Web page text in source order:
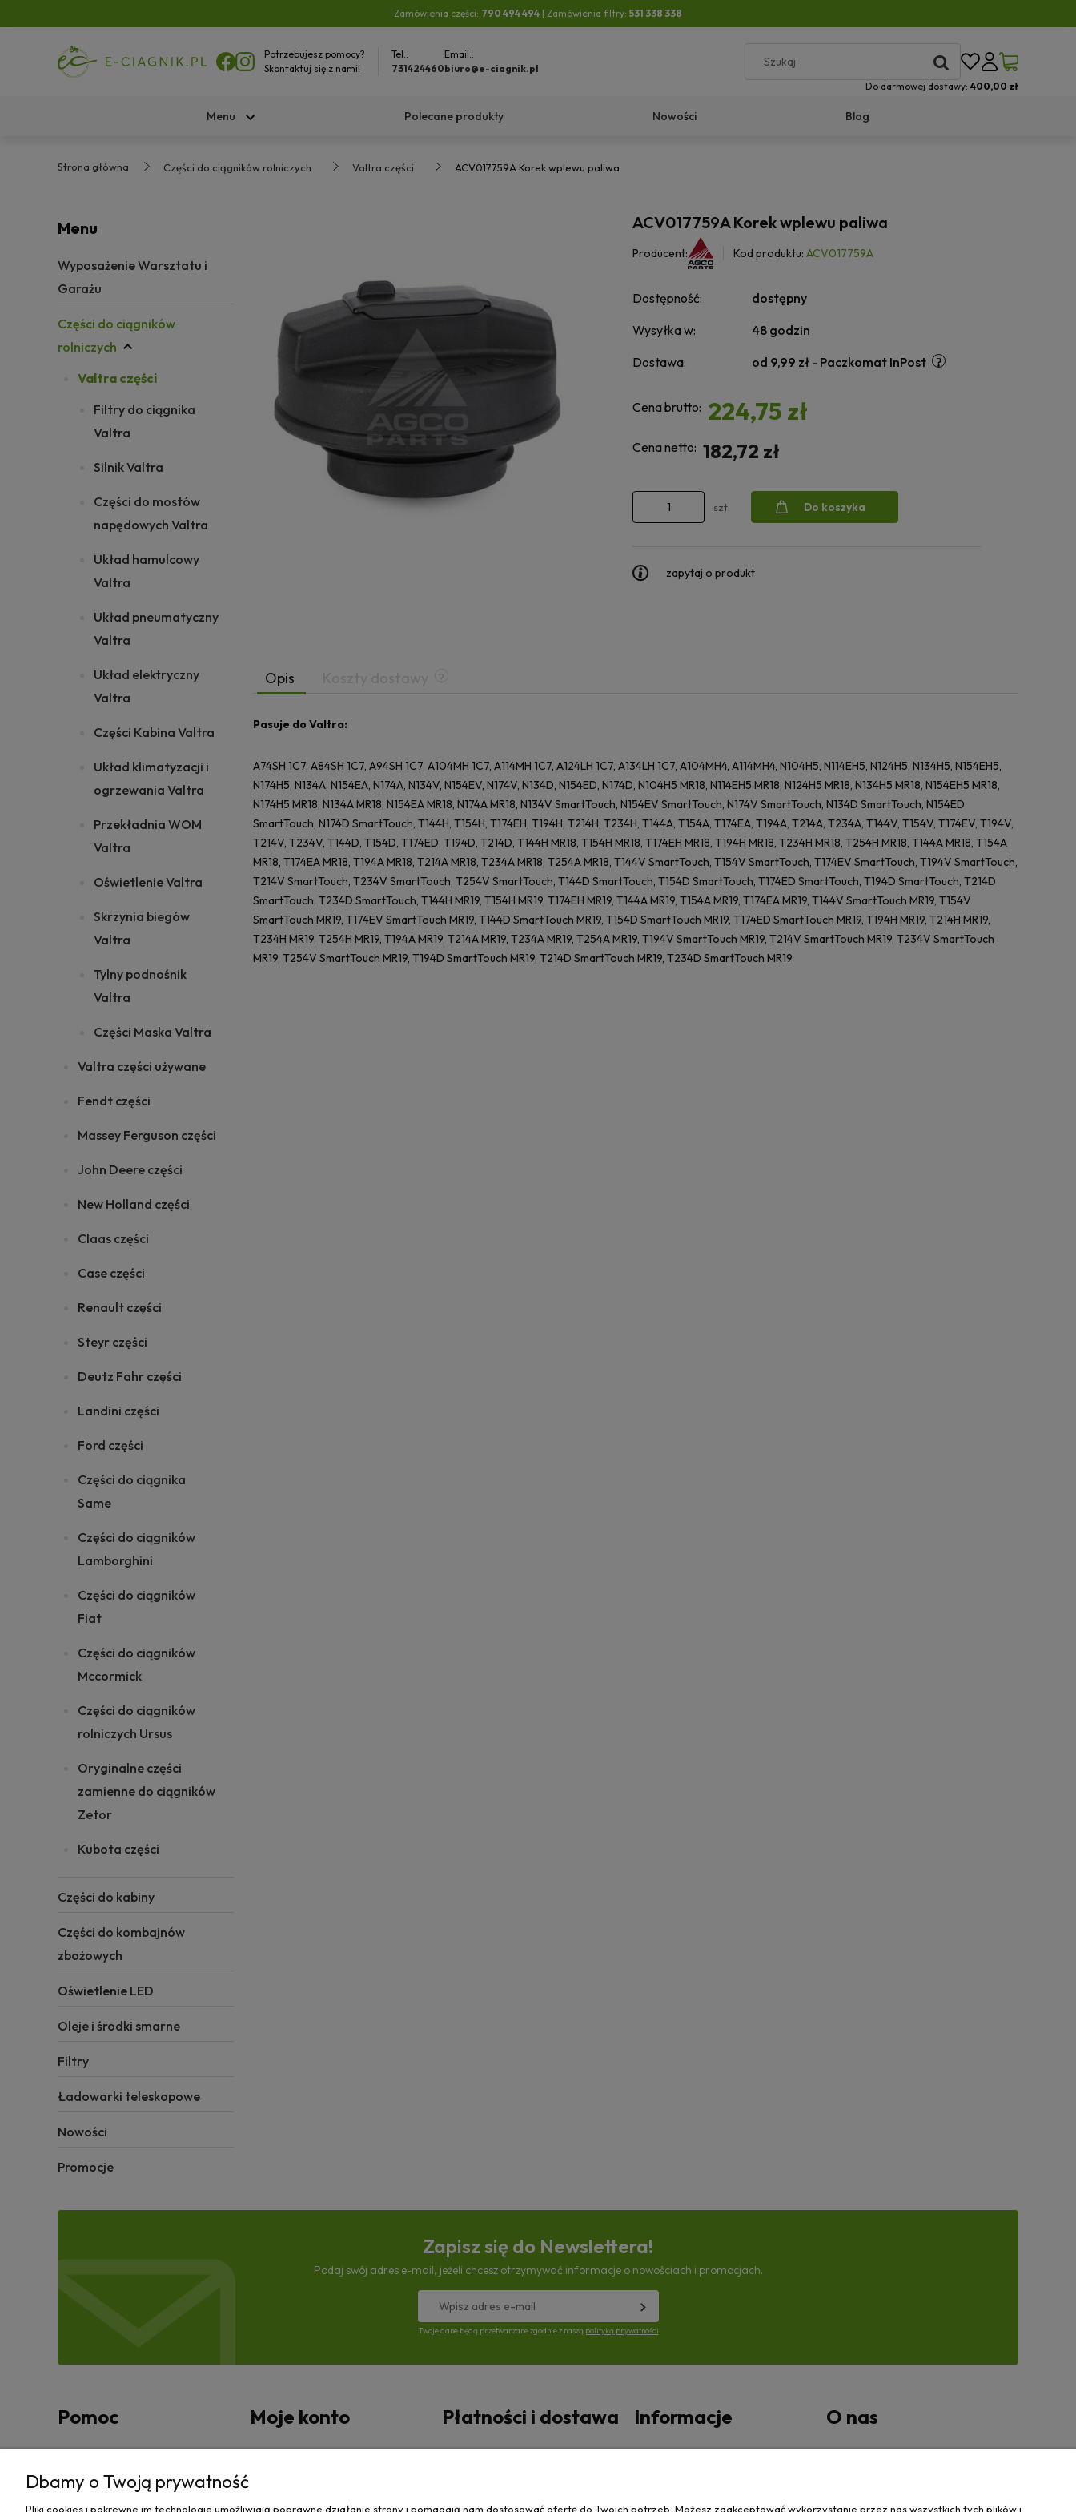
Zamówienia części: 790 494 494 | Zamówienia filtry: 531 338 338
Potrzebujesz pomocy?
Skontaktuj się z nami!
Tel.:
731424460
Email.:
biuro@e-ciagnik.pl
Do darmowej dostawy: 400,00 zł
Menu Polecane produkty Nowości Blog
Strona główna Części do ciągników rolniczych Valtra części ACV017759A Korek wplewu paliwa
Menu
Wyposażenie Warsztatu i
Garażu
Części do ciągników
rolniczych
Valtra części
Filtry do ciągnika
Valtra
Silnik Valtra
Części do mostów
napędowych Valtra
Układ hamulcowy
Valtra
Układ pneumatyczny
Valtra
Układ elektryczny
Valtra
Części Kabina Valtra
Układ klimatyzacji i
ogrzewania Valtra
Przekładnia WOM
Valtra
Oświetlenie Valtra
Skrzynia biegów
Valtra
Tylny podnośnik
Valtra
Części Maska Valtra
Valtra części używane
Fendt części
Massey Ferguson części
John Deere części
New Holland części
Claas części
Case części
Renault części
Steyr części
Deutz Fahr części
Landini części
Ford części
Części do ciągnika
Same
Części do ciągników
Lamborghini
Części do ciągników
Fiat
Części do ciągników
Mccormick
Części do ciągników
rolniczych Ursus
Oryginalne części
zamienne do ciągników
Zetor
Kubota części
Części do kabiny
Części do kombajnów
zbożowych
Oświetlenie LED
Oleje i środki smarne
Filtry
Ładowarki teleskopowe
Nowości
Promocje
ACV017759A Korek wplewu paliwa
Producent: Kod produktu: ACV017759A
Dostępność:
dostępny
Wysyłka w:
48 godzin
Dostawa:
od 9,99 zł - Paczkomat InPost
Cena brutto: 224,75 zł
Cena netto: 182,72 zł
szt. Do koszyka
zapytaj o produkt
Opis
Pasuje do Valtra:
A74SH 1C7, A84SH 1C7, A94SH 1C7, A104MH 1C7, A114MH 1C7, A124LH 1C7, A134LH 1C7, A104MH4, A114MH4, N104H5, N114EH5, N124H5, N134H5, N154EH5,
N174H5, N134A, N154EA, N174A, N134V, N154EV, N174V, N134D, N154ED, N174D, N104H5 MR18, N114EH5 MR18, N124H5 MR18, N134H5 MR18, N154EH5 MR18,
N174H5 MR18, N134A MR18, N154EA MR18, N174A MR18, N134V SmartTouch, N154EV SmartTouch, N174V SmartTouch, N134D SmartTouch, N154ED
SmartTouch, N174D SmartTouch, T144H, T154H, T174EH, T194H, T214H, T234H, T144A, T154A, T174EA, T194A, T214A, T234A, T144V, T154V, T174EV, T194V,
T214V, T234V, T144D, T154D, T174ED, T194D, T214D, T144H MR18, T154H MR18, T174EH MR18, T194H MR18, T234H MR18, T254H MR18, T144A MR18, T154A
MR18, T174EA MR18, T194A MR18, T214A MR18, T234A MR18, T254A MR18, T144V SmartTouch, T154V SmartTouch, T174EV SmartTouch, T194V SmartTouch,
T214V SmartTouch, T234V SmartTouch, T254V SmartTouch, T144D SmartTouch, T154D SmartTouch, T174ED SmartTouch, T194D SmartTouch, T214D
SmartTouch, T234D SmartTouch, T144H MR19, T154H MR19, T174EH MR19, T144A MR19, T154A MR19, T174EA MR19, T144V SmartTouch MR19, T154V
SmartTouch MR19, T174EV SmartTouch MR19, T144D SmartTouch MR19, T154D SmartTouch MR19, T174ED SmartTouch MR19, T194H MR19, T214H MR19,
T234H MR19, T254H MR19, T194A MR19, T214A MR19, T234A MR19, T254A MR19, T194V SmartTouch MR19, T214V SmartTouch MR19, T234V SmartTouch
MR19, T254V SmartTouch MR19, T194D SmartTouch MR19, T214D SmartTouch MR19, T234D SmartTouch MR19
Zapisz się do Newslettera!
Podaj swój adres e-mail, jeżeli chcesz otrzymywać informacje o nowościach i promocjach.
Twoje dane będą przetwarzane zgodnie z naszą polityką prywatności
Pomoc
Regulamin
Moje konto Płatności i dostawa Informacje O nas
Dbamy o Twoją prywatność
Pliki cookies i pokrewne im technologie umożliwiają poprawne działanie strony i pomagają nam dostosować ofertę do Twoich potrzeb. Możesz zaakceptować wykorzystanie przez nas wszystkich tych plików i